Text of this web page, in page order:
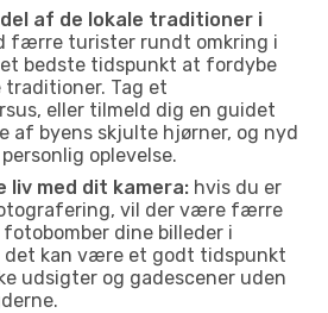
del af de lokale traditioner i
færre turister rundt omkring i
bedste tidspunkt at fordybe
traditioner. Tag et
eller tilmeld dig en guidet
af byens skjulte hjørner, og nyd
oplevelse.
liv med dit kamera: hvis du er
vil der være færre
fotobomber dine billeder i
det kan være et godt tidspunkt
udsigter og gadescener uden